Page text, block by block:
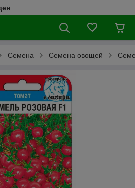
Семена Семена овощей